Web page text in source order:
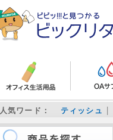
人気ワード： ティッシュ